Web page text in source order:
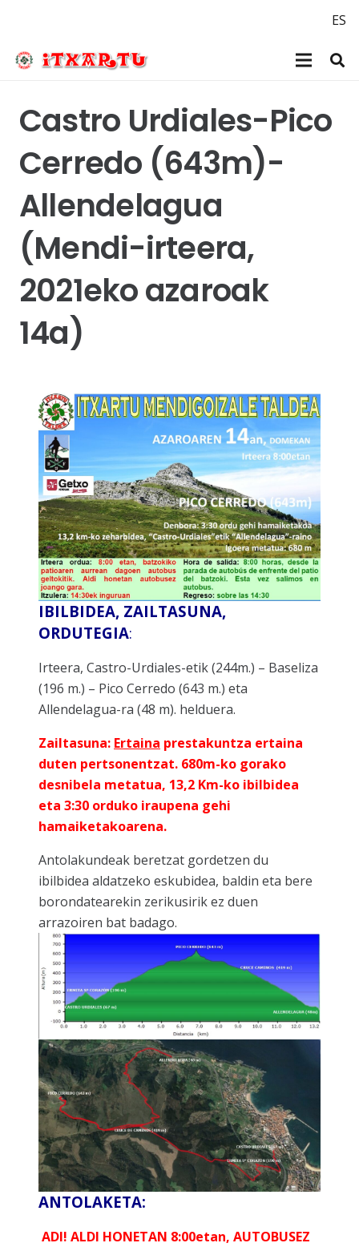
ES
Castro Urdiales-Pico
Cerredo (643m)-
Allendelagua
(Mendi-irteera,
2021eko azaroak
14a)
IBILBIDEA, ZAILTASUNA,
ORDUTEGIA:
Irteera, Castro-Urdiales-etik (244m.) – Baseliza
(196 m.) – Pico Cerredo (643 m.) eta
Allendelagua-ra (48 m). helduera.
Zailtasuna: Ertaina prestakuntza ertaina
duten pertsonentzat. 680m-ko gorako
desnibela metatua, 13,2 Km-ko ibilbidea
eta 3:30 orduko iraupena gehi
hamaiketakoarena.
Antolakundeak beretzat gordetzen du
ibilbidea aldatzeko eskubidea, baldin eta bere
borondatearekin zerikusirik ez duen
arrazoiren bat badago.
ANTOLAKETA:
ADI! ALDI HONETAN 8:00etan, AUTOBUSEZ